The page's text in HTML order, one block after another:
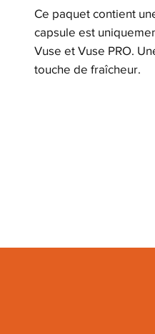
Ce paquet contient
capsule est
Vuse et Vuse PRO.
touche de fraîcheur.